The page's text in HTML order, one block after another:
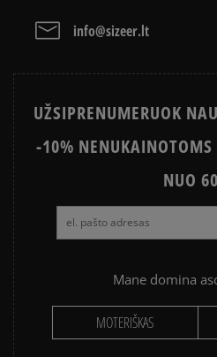
info@sizeer.lt
UŽSIPRENUMERUOK
-10% NENUKAINOTOMS
NUO
Mane domina
MOTERIŠKAS